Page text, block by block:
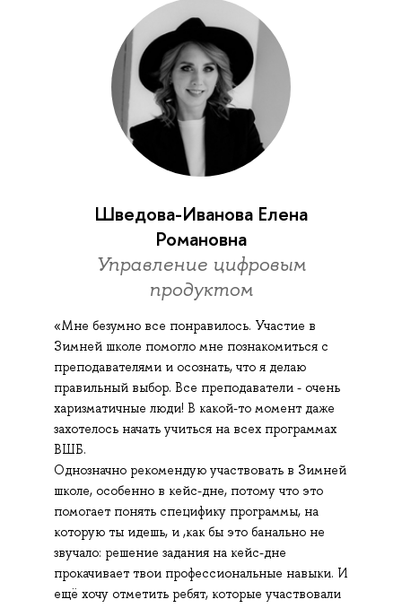
Шведова-Иванова Елена
Романовна
Управление цифровым
продуктом
«Мне безумно все понравилось. Участие в
Зимней школе помогло мне познакомиться с
преподавателями и осознать, что я делаю
правильный выбор. Все преподаватели - очень
харизматичные люди! В какой-то момент даже
захотелось начать учиться на всех программах
ВШБ.
Однозначно рекомендую участвовать в Зимней
школе, особенно в кейс-дне, потому что это
помогает понять специфику программы, на
которую ты идешь, и ,как бы это банально не
звучало: решение задания на кейс-дне
прокачивает твои профессиональные навыки. И
ещё хочу отметить ребят, которые участвовали